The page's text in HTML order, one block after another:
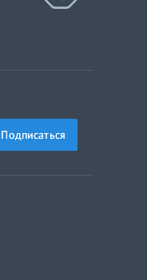
Подписаться